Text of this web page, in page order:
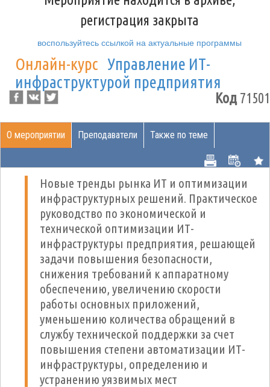
регистрация закрыта
воспользуйтесь ссылкой на актуальные программы
Онлайн-курс Управление ИТ-
инфраструктурой предприятия
Код71501
О мероприятии Преподаватели Также по теме
Новые тренды рынка ИТ и оптимизации
инфраструктурных решений. Практическое
руководство по экономической и
технической оптимизации ИТ-
инфраструктуры предприятия, решающей
задачи повышения безопасности,
снижения требований к аппаратному
обеспечению, увеличению скорости
работы основных приложений,
уменьшению количества обращений в
службу технической поддержки за счет
повышения степени автоматизации ИТ-
инфраструктуры, определению и
устранению уязвимых мест